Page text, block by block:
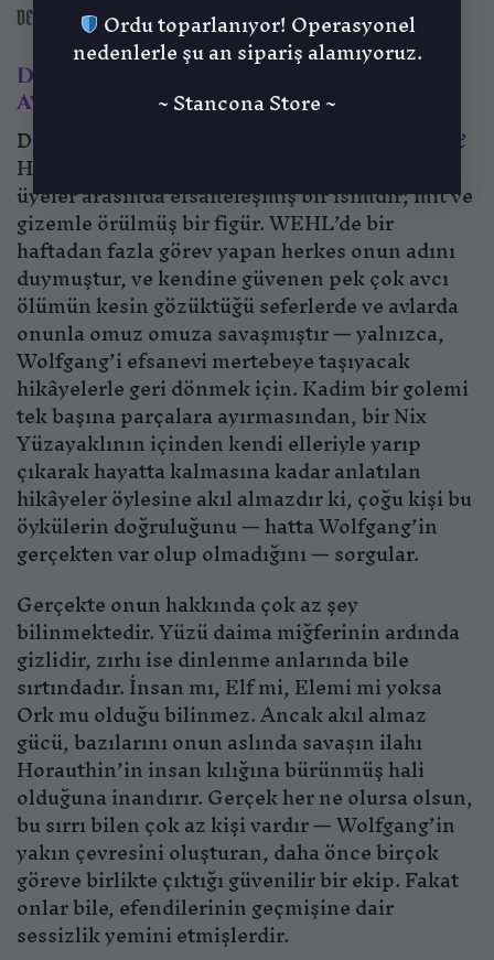
Ordu toparlanıyor! Operasyonel
nedenlerle şu an sipariş alamıyoruz.
~ Stancona Store ~
DEĞERLENDIRMELER (0)
Dünyayı Sarsan Wolfgang – Canavar
Avcısı
Dünyayı Sarsan Wolfgang, World Explorer’s &
Hunter’s League’in (WEHL) hizmetindeki
üyeler arasında efsaneleşmiş bir isimdir; mit ve
gizemle örülmüş bir figür. WEHL’de bir
haftadan fazla görev yapan herkes onun adını
duymuştur, ve kendine güvenen pek çok avcı
ölümün kesin gözüktüğü seferlerde ve avlarda
onunla omuz omuza savaşmıştır — yalnızca,
Wolfgang’i efsanevi mertebeye taşıyacak
hikâyelerle geri dönmek için. Kadim bir golemi
tek başına parçalara ayırmasından, bir Nix
Yüzayaklının içinden kendi elleriyle yarıp
çıkarak hayatta kalmasına kadar anlatılan
hikâyeler öylesine akıl almazdır ki, çoğu kişi bu
öykülerin doğruluğunu — hatta Wolfgang’in
gerçekten var olup olmadığını — sorgular.
Gerçekte onun hakkında çok az şey
bilinmektedir. Yüzü daima miğferinin ardında
gizlidir, zırhı ise dinlenme anlarında bile
sırtındadır. İnsan mı, Elf mi, Elemi mi yoksa
Ork mu olduğu bilinmez. Ancak akıl almaz
gücü, bazılarını onun aslında savaşın ilahı
Horauthin’in insan kılığına bürünmüş hali
olduğuna inandırır. Gerçek her ne olursa olsun,
bu sırrı bilen çok az kişi vardır — Wolfgang’in
yakın çevresini oluşturan, daha önce birçok
göreve birlikte çıktığı güvenilir bir ekip. Fakat
onlar bile, efendilerinin geçmişine dair
sessizlik yemini etmişlerdir.